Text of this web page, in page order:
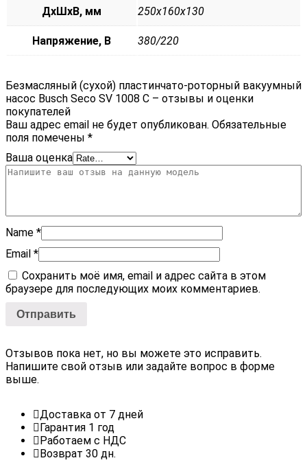
ДxШxВ, мм 250x160x130
Напряжение, В 380/220
Безмасляный (сухой) пластинчато-роторный вакуумный
насос Busch Seco SV 1008 C – отзывы и оценки
покупателей
Ваш адрес email не будет опубликован. Обязательные
поля помечены *
Ваша оценка
Name *
Email *
Сохранить моё имя, email и адрес сайта в этом
браузере для последующих моих комментариев.
Отзывов пока нет, но вы можете это исправить.
Напишите свой отзыв или задайте вопрос в форме
выше.
Доставка от 7 дней
Гарантия 1 год
Работаем с НДС
Возврат 30 дн.